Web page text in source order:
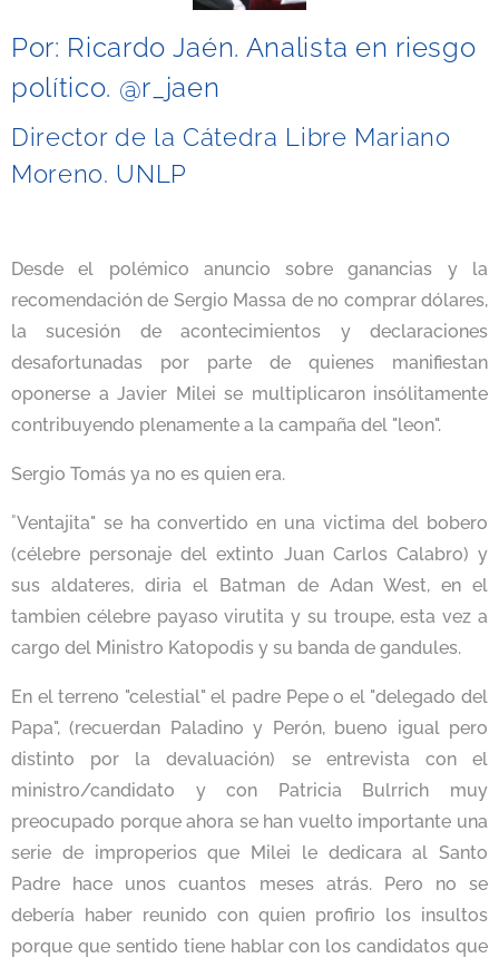
Por: Ricardo Jaén. Analista en riesgo
político. @r_jaen
Director de la Cátedra Libre Mariano
Moreno. UNLP
Desde el polémico anuncio sobre ganancias y la
recomendación de Sergio Massa de no comprar dólares,
la sucesión de acontecimientos y declaraciones
desafortunadas por parte de quienes manifiestan
oponerse a Javier Milei se multiplicaron insólitamente
contribuyendo plenamente a la campaña del "leon".
Sergio Tomás ya no es quien era.
"Ventajita" se ha convertido en una victima del bobero
(célebre personaje del extinto Juan Carlos Calabro) y
sus aldateres, diria el Batman de Adan West, en el
tambien célebre payaso virutita y su troupe, esta vez a
cargo del Ministro Katopodis y su banda de gandules.
En el terreno "celestial" el padre Pepe o el "delegado del
Papa", (recuerdan Paladino y Perón, bueno igual pero
distinto por la devaluación) se entrevista con el
ministro/candidato y con Patricia Bulrrich muy
preocupado porque ahora se han vuelto importante una
serie de improperios que Milei le dedicara al Santo
Padre hace unos cuantos meses atrás. Pero no se
debería haber reunido con quien profirio los insultos
porque que sentido tiene hablar con los candidatos que